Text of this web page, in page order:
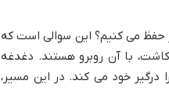
حفظ می کنیم؟ این سوالی است که
با آن روبرو هستند. دغدغه
خود می کند. در این مسیر،